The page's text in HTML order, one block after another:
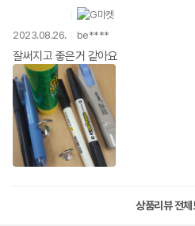
2023.08.26. be****
잘써지고 좋은거 같아요
상품리뷰 전체